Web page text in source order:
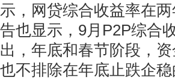
示，网贷综合收益率在
告也显示，9月P2P综合
出，年底和春节阶段，
也不排除在年底止跌企